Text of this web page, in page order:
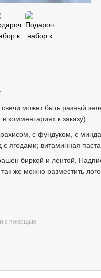
может быть разный
комментариях к заказу)
с фундуком, с
ягодами; витаминная
биркой и лентой.
же можно разместить
с помощью